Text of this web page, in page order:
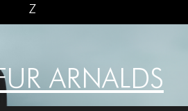
Z
ARNALDS